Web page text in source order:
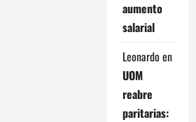
aumento
salarial
Leonardo en
UOM
reabre
paritarias: